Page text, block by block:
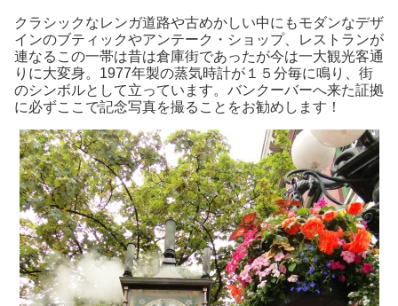
クラシックなレンガ道路や古めかしい中にもモダンなデザ
インのブティックやアンテーク・ショップ、レストランが
連なるこの一帯は昔は倉庫街であったが今は一大観光客通
りに大変身。1977年製の蒸気時計が１５分毎に鳴り、街
のシンボルとして立っています。バンクーバーへ来た証拠
に必ずここで記念写真を撮ることをお勧めします！